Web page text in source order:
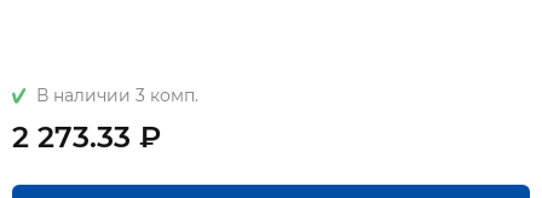
В наличии 3 комп.
2 273.33 ₽